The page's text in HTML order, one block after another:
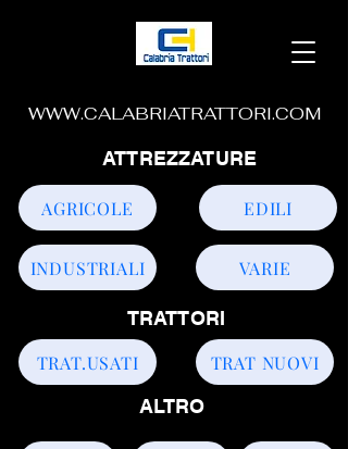
WWW.CALABRIATRATTORI.COM
TRAT.USATI TRAT NUOVI
INDUSTRIALI
AGRICOLE EDILI
VARIE
ATTREZZATURE
TRATTORI
ALTRO